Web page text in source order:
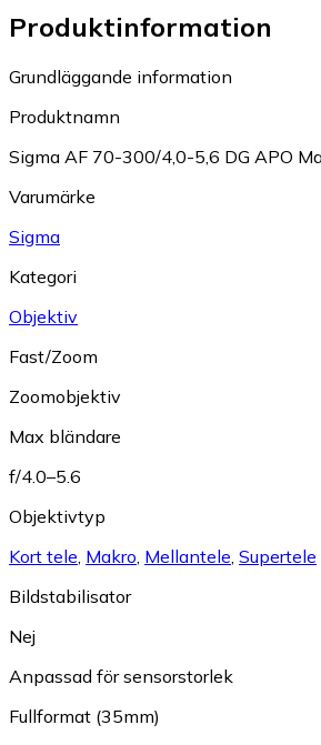
Produktinformation
Grundläggande information
Produktnamn
Sigma AF 70-300/4,0-5,6 DG APO
Varumärke
Sigma
Kategori
Objektiv
Fast/Zoom
Zoomobjektiv
Max bländare
f/4.0–5.6
Objektivtyp
Kort tele Makro Mellantele Supertele
Bildstabilisator
Nej
Anpassad för sensorstorlek
Fullformat (35mm)